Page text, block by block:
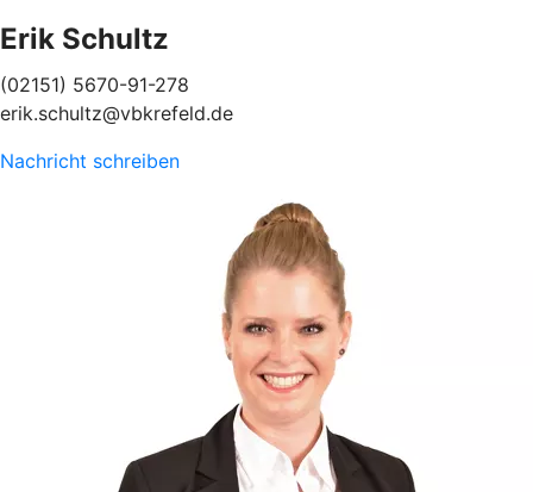
Erik Schultz
(02151) 5670-91-278
erik.schultz@vbkrefeld.de
Nachricht schreiben